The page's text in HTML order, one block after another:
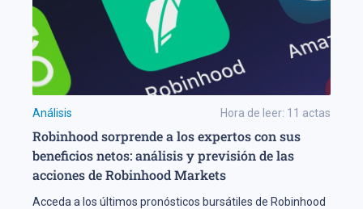
Análisis Hora de leer: 11 actas
Robinhood sorprende a los expertos con sus
beneficios netos: análisis y previsión de las
acciones de Robinhood Markets
Acceda a los últimos pronósticos bursátiles de Robinhood